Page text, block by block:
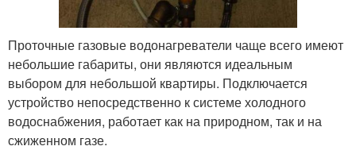
Проточные газовые водонагреватели чаще всего имеют
небольшие габариты, они являются идеальным
выбором для небольшой квартиры. Подключается
устройство непосредственно к системе холодного
водоснабжения, работает как на природном, так и на
сжиженном газе.